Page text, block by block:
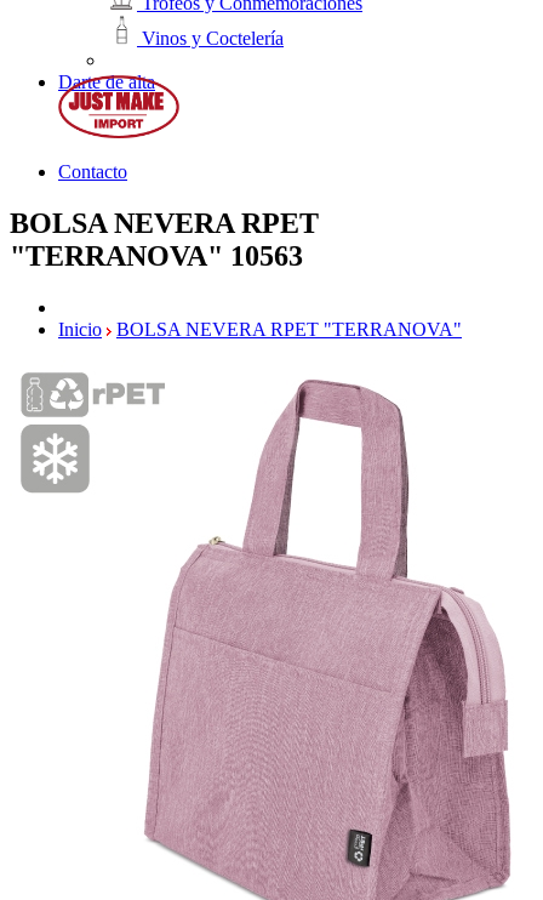
Vinos y Coctelería
Darte de alta
Contacto
BOLSA NEVERA RPET
"TERRANOVA" 10563
Inicio BOLSA NEVERA RPET "TERRANOVA"